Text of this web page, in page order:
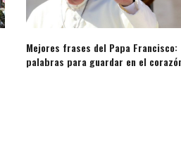
Mejores frases del Papa Francisco:
palabras para guardar en el